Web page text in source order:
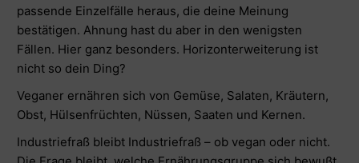
passende Einzelfälle heraus, die deine Meinung
bestätigen. Ahnung hast du aber in den wenigsten
Fällen. Hier ganz besonders. Horizonterweiterung ist
nicht so dein Ding?
Veganer ernähren sich von Gemüse, Salaten, Kräutern,
Obst, Hülsenfrüchten, Nüssen, Saaten und Kernen.
Industriefraß bleibt Industriefraß – ob vegan oder nicht.